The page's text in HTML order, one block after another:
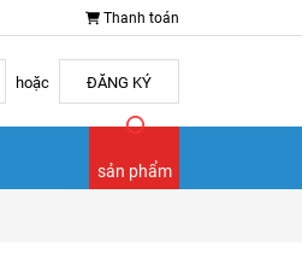
Thanh toán
hoặc ĐĂNG KÝ
sản phẩm